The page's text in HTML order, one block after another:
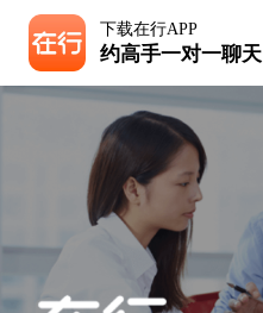
下载在行APP
约高手一对一聊天